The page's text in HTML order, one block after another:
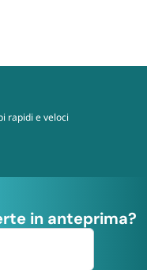
rapidi e veloci
in anteprima?